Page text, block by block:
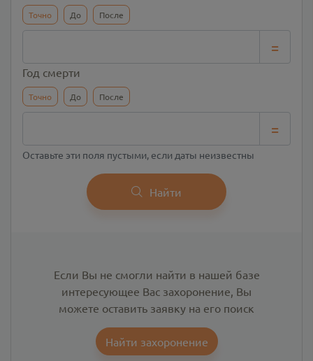
Точно До После
=
Год смерти
Точно До После
=
Оставьте эти поля пустыми, если даты неизвестны
Найти
Если Вы не смогли найти в нашей базе
интересующее Вас захоронение, Вы
можете оставить заявку на его поиск
Найти захоронение